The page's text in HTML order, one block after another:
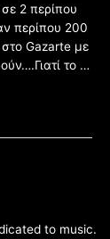
2 περίπου
περίπου 200
Gazarte με
το …
to music.